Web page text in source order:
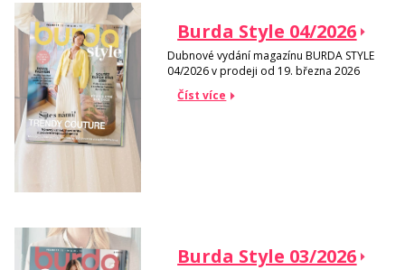
Burda Style 04/2026
Dubnové vydání magazínu BURDA STYLE
04/2026 v prodeji od 19. března 2026
Číst více
Burda Style 03/2026